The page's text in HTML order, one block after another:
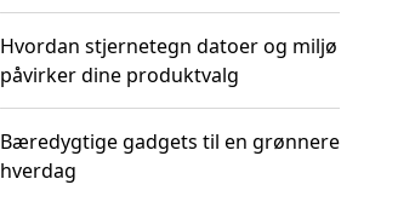
Hvordan stjernetegn datoer og miljø
påvirker dine produktvalg
Bæredygtige gadgets til en grønnere
hverdag